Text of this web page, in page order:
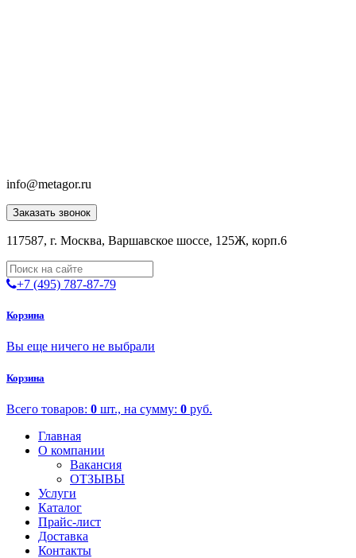
info@metagor.ru
Заказать звонок
117587, г. Москва, Варшавское шоссе, 125Ж, корп.6
+7 (495) 787-87-79
Корзина
Вы еще ничего не выбрали
Корзина
Всего товаров: 0 шт., на сумму: 0 руб.
Главная
О компании
Вакансия
ОТЗЫВЫ
Услуги
Каталог
Прайс-лист
Доставка
Контакты